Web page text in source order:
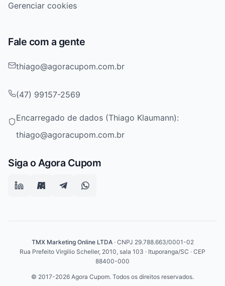
Gerenciar cookies
Fale com a gente
thiago@agoracupom.com.br
(47) 99157-2569
Encarregado de dados (Thiago Klaumann):
thiago@agoracupom.com.br
Siga o Agora Cupom
TMX Marketing Online LTDA· CNPJ 29.788.663/0001-02
Rua Prefeito Virgilio Scheller, 2010, sala 103 · Ituporanga/SC · CEP
88400-000
© 2017-2026 Agora Cupom. Todos os direitos reservados.